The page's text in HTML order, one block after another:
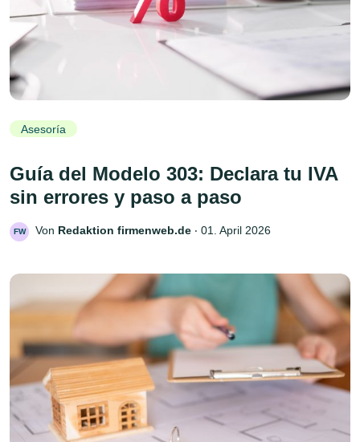
Asesoría
Guía del Modelo 303: Declara tu IVA
sin errores y paso a paso
FW Von Redaktion firmenweb.de ‧ 01. April 2026